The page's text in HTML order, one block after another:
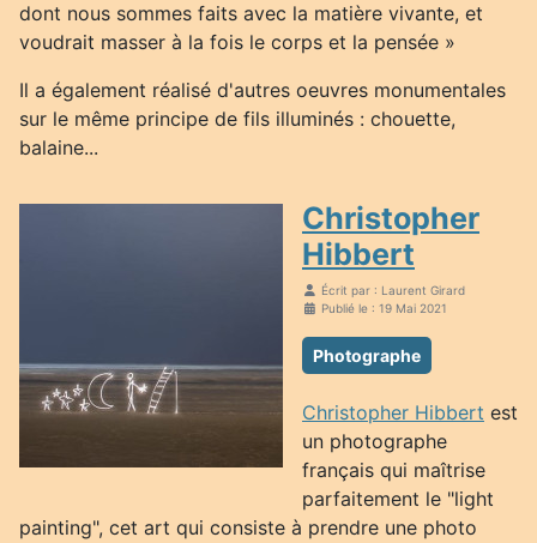
dont nous sommes faits avec la matière vivante, et
voudrait masser à la fois le corps et la pensée »
Il a également réalisé d'autres oeuvres monumentales
sur le même principe de fils illuminés : chouette,
balaine...
Christopher
Hibbert
Écrit par : Laurent Girard
Publié le : 19 Mai 2021
Photographe
Christopher Hibbert est
un photographe
français qui maîtrise
parfaitement le "light
painting", cet art qui consiste à prendre une photo